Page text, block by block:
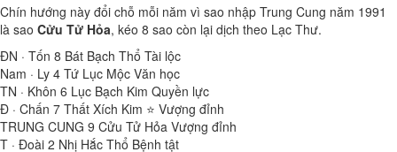
Chín hướng này đổi chỗ mỗi năm vì sao nhập Trung Cung năm 1991
là sao Cửu Tử Hỏa, kéo 8 sao còn lại dịch theo Lạc Thư.
ĐN · Tốn 8 Bát Bạch Thổ Tài lộc
Nam · Ly 4 Tứ Lục Mộc Văn học
TN · Khôn 6 Lục Bạch Kim Quyền lực
Đ · Chấn 7 Thất Xích Kim ⭐ Vượng đỉnh
TRUNG CUNG 9 Cửu Tử Hỏa Vượng đỉnh
T · Đoài 2 Nhị Hắc Thổ Bệnh tật